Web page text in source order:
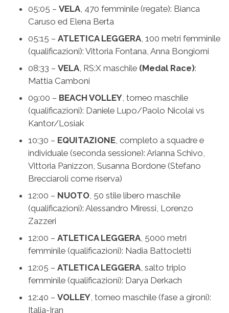
05:05 – VELA, 470 femminile (regate): Bianca
Caruso ed Elena Berta
05:15 – ATLETICA LEGGERA, 100 metri femminile
(qualificazioni): Vittoria Fontana, Anna Bongiorni
08:33 – VELA, RS:X maschile (Medal Race):
Mattia Camboni
09:00 – BEACH VOLLEY, torneo maschile
(qualificazioni): Daniele Lupo/Paolo Nicolai vs
Kantor/Losiak
10:30 – EQUITAZIONE, completo a squadre e
individuale (seconda sessione): Arianna Schivo,
Vittoria Panizzon, Susanna Bordone (Stefano
Brecciaroli come riserva)
12:00 – NUOTO, 50 stile libero maschile
(qualificazioni): Alessandro Miressi, Lorenzo
Zazzeri
12:00 – ATLETICA LEGGERA, 5000 metri
femminile (qualificazioni): Nadia Battocletti
12:05 – ATLETICA LEGGERA, salto triplo
femminile (qualificazioni): Darya Derkach
12:40 – VOLLEY, torneo maschile (fase a gironi):
Italia-Iran